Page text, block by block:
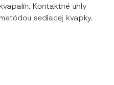
Kontaktné uhly
sediacej kvapky.